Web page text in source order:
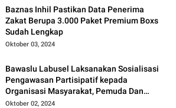
Baznas Inhil Pastikan Data Penerima
Zakat Berupa 3.000 Paket Premium Boxs
Sudah Lengkap
Oktober 03, 2024
Bawaslu Labusel Laksanakan Sosialisasi
Pengawasan Partisipatif kepada
Organisasi Masyarakat, Pemuda Dan
Agama Pada pilkada Serentak 2024
Oktober 02, 2024